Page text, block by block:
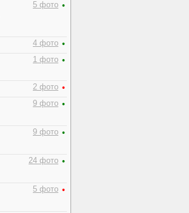
5 фото •
4 фото •
1 фото •
2 фото •
9 фото •
9 фото •
24 фото •
5 фото •